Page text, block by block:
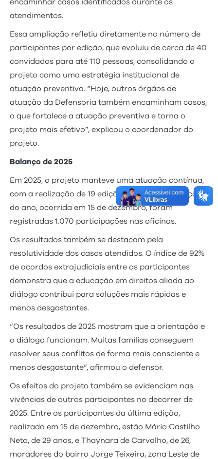
encaminhar casos identificados durante os
atendimentos.
Essa ampliação refletiu diretamente no número de
participantes por edição, que evoluiu de cerca de 40
convidados para até 110 pessoas, consolidando o
projeto como uma estratégia institucional de
atuação preventiva. “Hoje, outros órgãos de
atuação da Defensoria também encaminham casos,
o que fortalece a atuação preventiva e torna o
projeto mais efetivo”, explicou o coordenador do
projeto.
Balanço de 2025
Em 2025, o projeto manteve uma atuação contínua,
com a realização de 19 edições. Até a última edição
do ano, ocorrida em 15 de dezembro, foram
registradas 1.070 participações nas oficinas.
Os resultados também se destacam pela
resolutividade dos casos atendidos. O índice de 92%
de acordos extrajudiciais entre os participantes
demonstra que a educação em direitos aliada ao
diálogo contribui para soluções mais rápidas e
menos desgastantes.
“Os resultados de 2025 mostram que a orientação e
o diálogo funcionam. Muitas famílias conseguem
resolver seus conflitos de forma mais consciente e
menos desgastante”, afirmou o defensor.
Os efeitos do projeto também se evidenciam nas
vivências de outros participantes no decorrer de
2025. Entre os participantes da última edição,
realizada em 15 de dezembro, estão Mário Castilho
Neto, de 29 anos, e Thaynara de Carvalho, de 26,
moradores do bairro Jorge Teixeira, zona Leste de